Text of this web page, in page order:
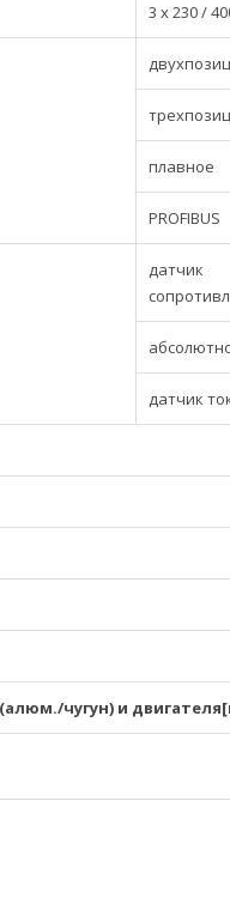
3 x 230 /
плавное
PROFIBUS
датчик
датчик
чугун) и